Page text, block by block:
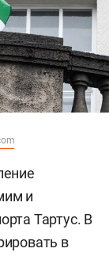
и
Тартус. В
в